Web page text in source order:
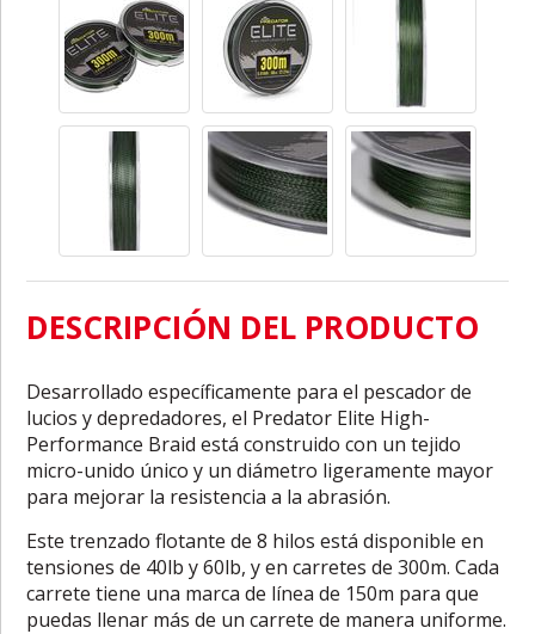
DESCRIPCIÓN DEL PRODUCTO
Desarrollado específicamente para el pescador de
lucios y depredadores, el Predator Elite High-
Performance Braid está construido con un tejido
micro-unido único y un diámetro ligeramente mayor
para mejorar la resistencia a la abrasión.
Este trenzado flotante de 8 hilos está disponible en
tensiones de 40lb y 60lb, y en carretes de 300m. Cada
carrete tiene una marca de línea de 150m para que
puedas llenar más de un carrete de manera uniforme.